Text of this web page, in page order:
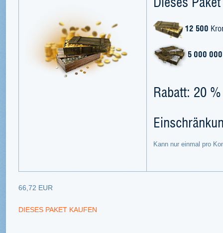
12 500
5 000 000
Rabatt: 20 %
Kann nur einmal pro
66,72 EUR
DIESES PAKET KAUFEN